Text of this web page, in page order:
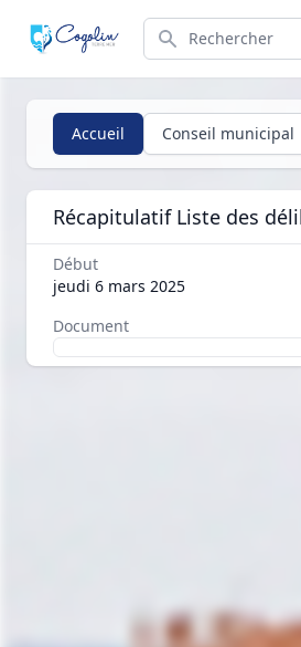
Search
Accueil Conseil municipal
Récapitulatif Liste des
Début
jeudi 6 mars 2025
Document